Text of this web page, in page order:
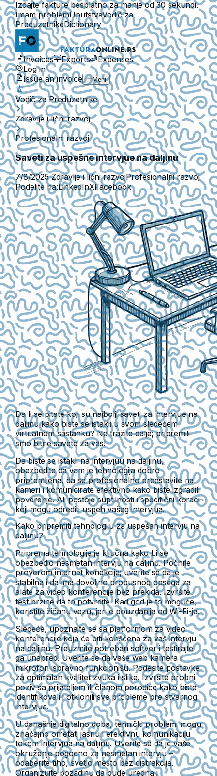
Izdajte fakture besplatno za manje od 30 sekundi.
Imam problemUputstvaVodič za
PreduzetnikeDictionary
Invoices Exports
Expenses
Log in
Issue an invoice
Meni
Vodič za Preduzetnike
Zdravlje i lični razvoj
Profesionalni razvoj
Saveti za uspešne intervjue na daljinu
7/8/2025Zdravlje i lični razvojProfesionalni razvoj
Podelite na:LinkedInXFacebook
Da li se pitate koji su najbolji saveti za intervjue na
daljinu kako biste se istakli u svom sledećem
virtualnom sastanku? Ne tražite dalje; pripremili
smo bitne savete za vas!
Da biste se istakli na intervjuu na daljinu,
obezbedite da vam je tehnologija dobro
pripremljena, da se profesionalno predstavite na
kameri i komunicirate efektivno kako biste izgradili
poverenje. Ali postoje suptilnosti i specifični koraci
koji mogu odrediti uspeh vašeg intervjua.
Kako pripremiti tehnologiju za uspešan intervju na
daljinu?
Priprema tehnologije je ključna kako bi se
obezbedio nesmetan intervju na daljinu. Počnite
proverom internet konekcije; uverite se da je
stabilna i da ima dovoljno propusnog opsega za
alate za video konferencije bez prekida. Izvršite
test brzine da to potvrdite. Kad god je to moguće,
koristite žičanu vezu, jer je pouzdanija od Wi-Fi-ja.
Sledeće, upoznajte se sa platformom za video
konferencije koja će biti korišćena za vaš intervju
na daljinu. Preuzmite potreban softver i testirajte
ga unapred. Uverite se da vaše web kamera i
mikrofon ispravno funkcionišu. Podesite postavke
za optimalan kvalitet zvuka i slike. Izvršite probni
poziv sa prijateljem ili članom porodice kako biste
identifikovali i otklonili sve probleme pre stvarnog
intervjua.
U današnje digitalno doba, tehnički problemi mogu
značajno ometati jasnu i efektivnu komunikaciju
tokom intervjua na daljinu. Uverite se da je vaše
okruženje pogodno za nesmetan intervju –
odaberite tiho, svetlo mesto bez distrakcija.
Organizujte pozadinu da bude uredna i